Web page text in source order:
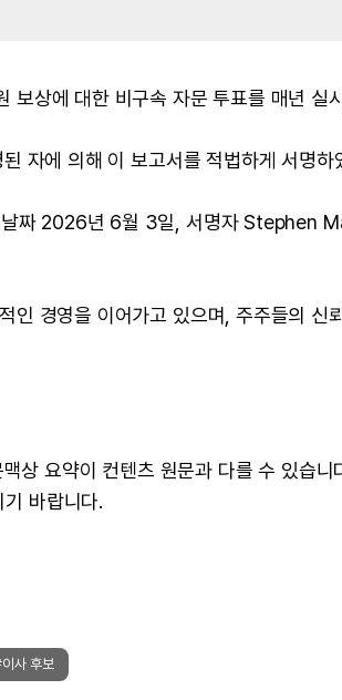
보상에 대한 비구속 자문 투표를 매년 실
자에 의해 이 보고서를 적법하게 서명하
짜 2026년 6월 3일, 서명자 Stephen
경영을 이어가고 있으며, 주주들의 신
상 요약이 컨텐츠 원문과 다를 수 있습니
바랍니다.
사 후보